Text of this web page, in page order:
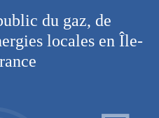
du gaz, de
locales en Île-